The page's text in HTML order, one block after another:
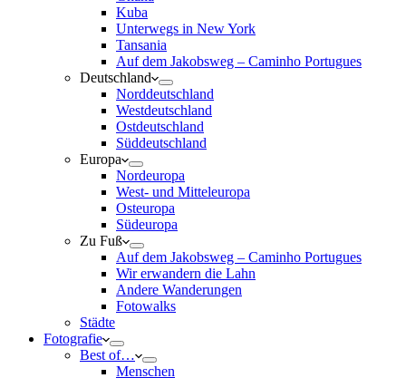
Kuba
Unterwegs in New York
Tansania
Auf dem Jakobsweg – Caminho Portugues
Deutschland
Norddeutschland
Westdeutschland
Ostdeutschland
Süddeutschland
Europa
Nordeuropa
West- und Mitteleuropa
Osteuropa
Südeuropa
Zu Fuß
Auf dem Jakobsweg – Caminho Portugues
Wir erwandern die Lahn
Andere Wanderungen
Fotowalks
Städte
Fotografie
Best of…
Menschen